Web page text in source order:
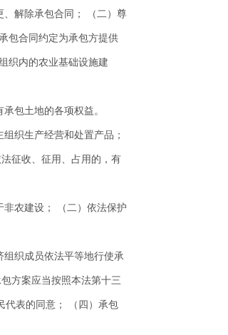
解除承包合同； （二）尊
包合同约定为承包方提供
织内的农业基础设施建
包土地的各项权益。
织生产经营和处置产品；
征收、征用、占用的，有
农建设； （二）依法保护
织成员依法平等地行使承
方案应当按照本法第十三
代表的同意； （四）承包